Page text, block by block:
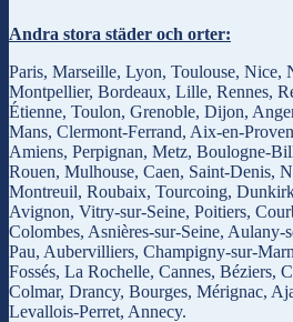
Andra stora städer och orter:
Paris, Marseille, Lyon, Toulouse, Nice,
Montpellier, Bordeaux, Lille, Rennes,
Étienne, Toulon, Grenoble, Dijon,
Mans, Clermont-Ferrand, Aix-en-
Amiens, Perpignan, Metz, Boulogne-
Rouen, Mulhouse, Caen, Saint-Denis,
Montreuil, Roubaix, Tourcoing,
Avignon, Vitry-sur-Seine, Poitiers,
Colombes, Asnières-sur-Seine,
Pau, Aubervilliers, Champigny-sur-
Fossés, La Rochelle, Cannes, Béziers,
Colmar, Drancy, Bourges, Mérignac,
Levallois-Perret, Annecy.